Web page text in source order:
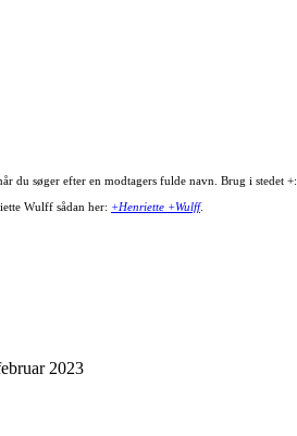
du søger efter en modtagers fulde navn. Brug i stedet +:
Wulff sådan her: +Henriette +Wulff.
2023